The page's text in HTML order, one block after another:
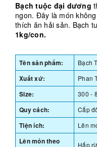
Bạch tuộc đại dương
ngon. Đây là món
thích ăn hải sản. Bạch
1kg/con.
Tên sản phẩm: Bạch
Xuất xứ: Phan
Size: 300 -
Quy cách: Cấp
Tiện ích: Lên
Lên món theo
Hấp